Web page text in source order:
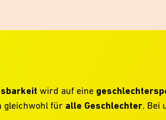
wird auf eine
gleichwohl für alle Geschlechter. Bei